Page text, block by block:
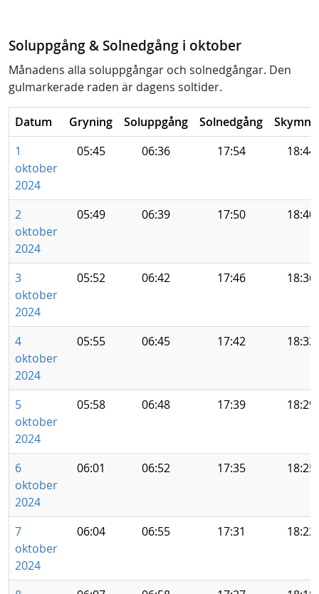
Soluppgång & Solnedgång i oktober
Månadens alla soluppgångar och solnedgångar. Den
gulmarkerade raden är dagens soltider.
Datum Gryning Soluppgång Solnedgång
1
oktober
2024
05:45 06:36 17:54 18:44
2
oktober
2024
05:49 06:39 17:50 18:40
3
oktober
2024
05:52 06:42 17:46 18:36
4
oktober
2024
05:55 06:45 17:42 18:33
5
oktober
2024
05:58 06:48 17:39 18:29
6
oktober
2024
06:01 06:52 17:35 18:25
7
oktober
2024
06:04 06:55 17:31 18:22